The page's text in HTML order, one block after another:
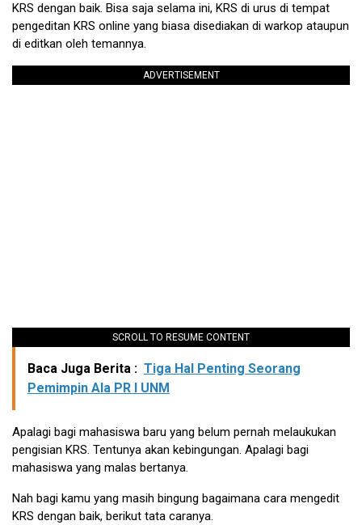
KRS dengan baik. Bisa saja selama ini, KRS di urus di tempat
pengeditan KRS online yang biasa disediakan di warkop ataupun
di editkan oleh temannya.
ADVERTISEMENT
SCROLL TO RESUME CONTENT
Baca Juga Berita : Tiga Hal Penting Seorang
Pemimpin Ala PR I UNM
Apalagi bagi mahasiswa baru yang belum pernah melaukukan
pengisian KRS. Tentunya akan kebingungan. Apalagi bagi
mahasiswa yang malas bertanya.
Nah bagi kamu yang masih bingung bagaimana cara mengedit
KRS dengan baik, berikut tata caranya.